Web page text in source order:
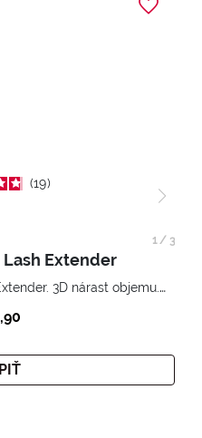
19
Lash Extender
Riasenka Pupa v prevedení Extender. 3D nárast objemu. Nekonečne zhutnené a nadvihnuté riasy.
1/ 3